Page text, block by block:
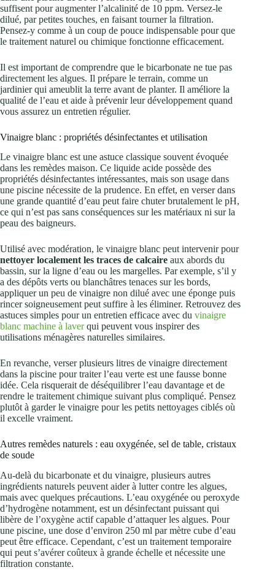
suffisent pour augmenter l’alcalinité de 10 ppm. Versez-le
dilué, par petites touches, en faisant tourner la filtration.
Pensez-y comme à un coup de pouce indispensable pour que
le traitement naturel ou chimique fonctionne efficacement.
Il est important de comprendre que le bicarbonate ne tue pas
directement les algues. Il prépare le terrain, comme un
jardinier qui ameublit la terre avant de planter. Il améliore la
qualité de l’eau et aide à prévenir leur développement quand
vous assurez un entretien régulier.
Vinaigre blanc : propriétés désinfectantes et utilisation
Le vinaigre blanc est une astuce classique souvent évoquée
dans les remèdes maison. Ce liquide acide possède des
propriétés désinfectantes intéressantes, mais son usage dans
une piscine nécessite de la prudence. En effet, en verser dans
une grande quantité d’eau peut faire chuter brutalement le pH,
ce qui n’est pas sans conséquences sur les matériaux ni sur la
peau des baigneurs.
Utilisé avec modération, le vinaigre blanc peut intervenir pour
nettoyer localement les traces de calcaire aux abords du
bassin, sur la ligne d’eau ou les margelles. Par exemple, s’il y
a des dépôts verts ou blanchâtres tenaces sur les bords,
appliquer un peu de vinaigre non dilué avec une éponge puis
rincer soigneusement peut suffire à les éliminer. Retrouvez des
astuces simples pour un entretien efficace avec du vinaigre
blanc machine à laverqui peuvent vous inspirer des
utilisations ménagères naturelles similaires.
En revanche, verser plusieurs litres de vinaigre directement
dans la piscine pour traiter l’eau verte est une fausse bonne
idée. Cela risquerait de déséquilibrer l’eau davantage et de
rendre le traitement chimique suivant plus compliqué. Pensez
plutôt à garder le vinaigre pour les petits nettoyages ciblés où
il excelle vraiment.
Autres remèdes naturels : eau oxygénée, sel de table, cristaux
de soude
Au-delà du bicarbonate et du vinaigre, plusieurs autres
ingrédients naturels peuvent aider à lutter contre les algues,
mais avec quelques précautions. L’eau oxygénée ou peroxyde
d’hydrogène notamment, est un désinfectant puissant qui
libère de l’oxygène actif capable d’attaquer les algues. Pour
une piscine, une dose d’environ 250 ml par mètre cube d’eau
peut être efficace. Cependant, c’est un traitement temporaire
qui peut s’avérer coûteux à grande échelle et nécessite une
filtration constante.